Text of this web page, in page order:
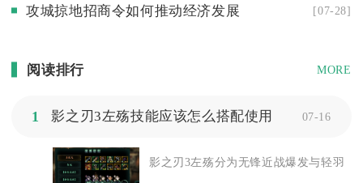
攻城掠地招商令如何推动经济发展 [07-28]
阅读排行 MORE
1 影之刃3左殇技能应该怎么搭配使用 07-16
影之刃3左殇分为无锋近战爆发与轻羽